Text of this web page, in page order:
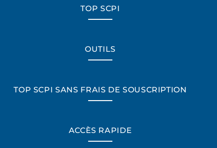
TOP SCPI
OUTILS
TOP SCPI SANS FRAIS DE SOUSCRIPTION
ACCÈS RAPIDE